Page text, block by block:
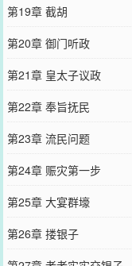
第19章 截胡
第20章 御门听政
第21章 皇太子议政
第22章 奉旨抚民
第23章 流民问题
第24章 赈灾第一步
第25章 大宴群壕
第26章 搂银子